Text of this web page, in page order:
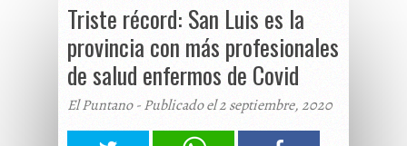
Triste récord: San Luis es la
provincia con más profesionales
de salud enfermos de Covid
El Puntano - Publicado el 2 septiembre, 2020